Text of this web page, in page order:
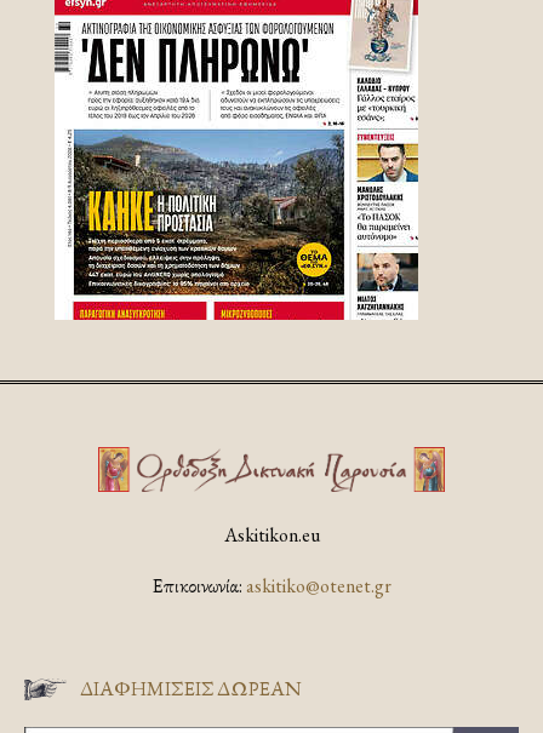
Askitikon.eu
Επικοινωνία:askitiko@otenet.gr
ΔΙΑΦΗΜΊΣΕΙΣ ΔΩΡΕΆΝ